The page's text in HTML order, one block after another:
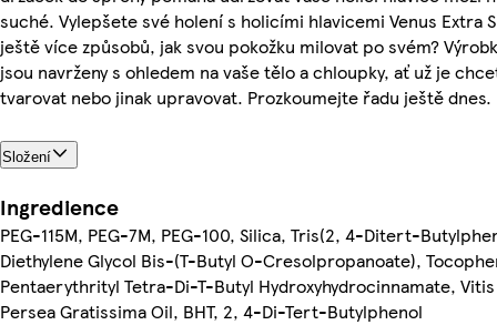
suché. Vylepšete své holení s holicími hlavicemi Venus Extra
ještě více způsobů, jak svou pokožku milovat po svém?
jsou navrženy s ohledem na vaše tělo a chloupky, ať už je
tvarovat nebo jinak upravovat. Prozkoumejte řadu ještě dnes.
Složení
Ingredience
PEG-115M, PEG-7M, PEG-100, Silica, Tris(2, 4-Ditert-
Diethylene Glycol Bis-(T-Butyl O-Cresolpropanoate),
Pentaerythrityl Tetra-Di-T-Butyl Hydroxyhydrocinnamate,
Persea Gratissima Oil, BHT, 2, 4-Di-Tert-Butylphenol